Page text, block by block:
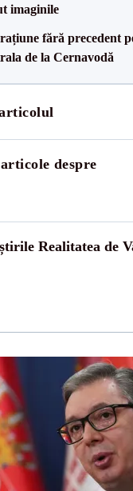
imaginile
fără precedent
de la Cernavodă
despre
Realitatea de